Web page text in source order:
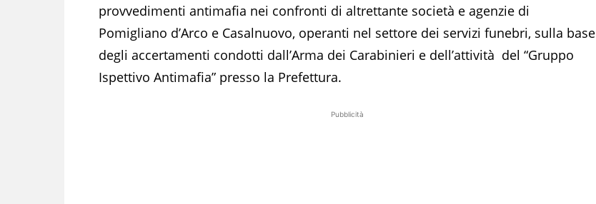
provvedimenti antimafia nei confronti di altrettante società e agenzie di
Pomigliano d’Arco e Casalnuovo, operanti nel settore dei servizi funebri, sulla base
degli accertamenti condotti dall’Arma dei Carabinieri e dell’attività del “Gruppo
Ispettivo Antimafia” presso la Prefettura.
Pubblicità